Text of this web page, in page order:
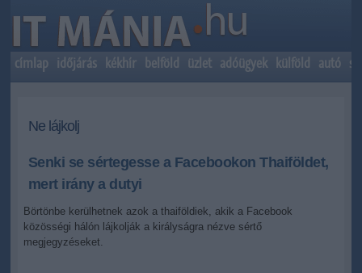
címlap időjárás kékhír belföld üzlet adóügyek külföld autó
Ne lájkolj
Senki se sértegesse a Facebookon Thaiföldet,
mert irány a dutyi
Börtönbe kerülhetnek azok a thaiföldiek, akik a Facebook
közösségi hálón lájkolják a királyságra nézve sértő
megjegyzéseket.